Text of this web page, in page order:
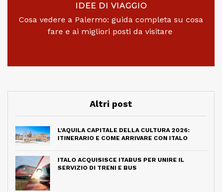
IDEE DI VIAGGIO
Cosa vedere a Palermo: guida completa su cosa
fare e ai migliori posti da visitare
Altri post
L’AQUILA CAPITALE DELLA CULTURA 2026:
ITINERARIO E COME ARRIVARE CON ITALO
ITALO ACQUISISCE ITABUS PER UNIRE IL
SERVIZIO DI TRENI E BUS